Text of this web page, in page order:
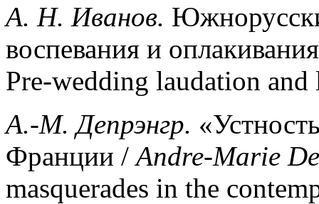
А. Н. Иванов.
воспевания и
Pre-wedding laudation
A.-M. Депрэнгр.
Франции / Andre-Marie
masquerades in the